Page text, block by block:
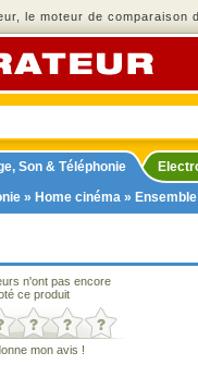
le moteur de comparaison
Son & Téléphonie
» Home cinéma »
n'ont pas encore
ce produit
mon avis !